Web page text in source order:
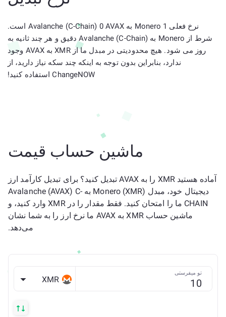
نرخ فعلی 1 Monero به Avalanche (C-Chain) 0 AVAX است.
شرط از Monero به Avalanche (C-Chain) دقیق و هر چند ثانیه به
روز می شود. هیچ محدودیتی در مبدل ما از XMR به AVAX وجود
ندارد، بنابراین بدون توجه به اینکه چند سکه نیاز دارید، از
ChangeNOW استفاده کنید!
ماشین حساب قیمت
آماده هستید XMR را به AVAX تبدیل کنید؟ برای تبدیل کارآمد ارز
دیجیتال خود، مبدل Monero (XMR) به Avalanche (AVAX) C-
CHAIN ما را امتحان کنید. فقط مقدار را در XMR وارد کنید، و
ماشین حساب XMR به AVAX ما نرخ ارز را به شما نشان
می‌دهد.
تو میفرستی
XMR